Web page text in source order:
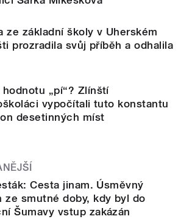
ze základní školy v Uherském
prozradila svůj příběh a odhalila
hodnotu „pí“? Zlínští
vypočítali tuto konstantu
desetinných míst
Cesta jinam. Úsměvný
ze smutné doby, kdy byl do
Šumavy vstup zakázán